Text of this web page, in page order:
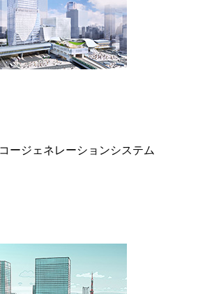
ージェネレーションシステム